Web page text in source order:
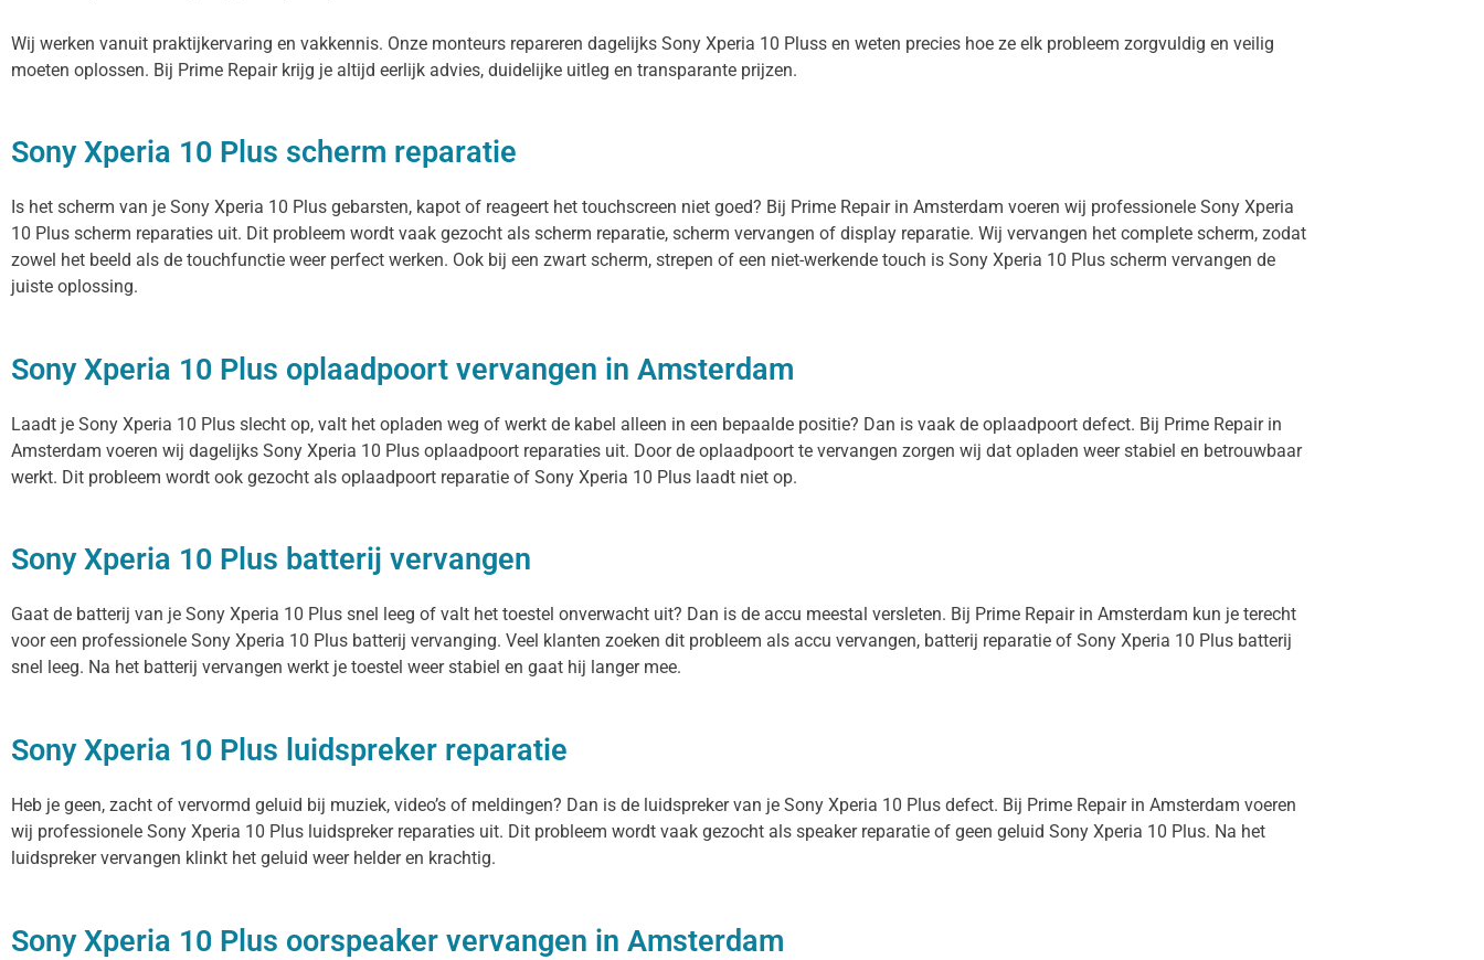
Wij werken vanuit praktijkervaring en vakkennis. Onze monteurs repareren dagelijks Sony Xperia 10 Pluss en weten precies hoe ze elk probleem zorgvuldig en veilig
moeten oplossen. Bij Prime Repair krijg je altijd eerlijk advies, duidelijke uitleg en transparante prijzen.
Sony Xperia 10 Plus scherm reparatie
Is het scherm van je Sony Xperia 10 Plus gebarsten, kapot of reageert het touchscreen niet goed? Bij Prime Repair in Amsterdam voeren wij professionele Sony Xperia
10 Plus scherm reparaties uit. Dit probleem wordt vaak gezocht als scherm reparatie, scherm vervangen of display reparatie. Wij vervangen het complete scherm, zodat
zowel het beeld als de touchfunctie weer perfect werken. Ook bij een zwart scherm, strepen of een niet-werkende touch is Sony Xperia 10 Plus scherm vervangen de
juiste oplossing.
Sony Xperia 10 Plus oplaadpoort vervangen in Amsterdam
Laadt je Sony Xperia 10 Plus slecht op, valt het opladen weg of werkt de kabel alleen in een bepaalde positie? Dan is vaak de oplaadpoort defect. Bij Prime Repair in
Amsterdam voeren wij dagelijks Sony Xperia 10 Plus oplaadpoort reparaties uit. Door de oplaadpoort te vervangen zorgen wij dat opladen weer stabiel en betrouwbaar
werkt. Dit probleem wordt ook gezocht als oplaadpoort reparatie of Sony Xperia 10 Plus laadt niet op.
Sony Xperia 10 Plus batterij vervangen
Gaat de batterij van je Sony Xperia 10 Plus snel leeg of valt het toestel onverwacht uit? Dan is de accu meestal versleten. Bij Prime Repair in Amsterdam kun je terecht
voor een professionele Sony Xperia 10 Plus batterij vervanging. Veel klanten zoeken dit probleem als accu vervangen, batterij reparatie of Sony Xperia 10 Plus batterij
snel leeg. Na het batterij vervangen werkt je toestel weer stabiel en gaat hij langer mee.
Sony Xperia 10 Plus luidspreker reparatie
Heb je geen, zacht of vervormd geluid bij muziek, video’s of meldingen? Dan is de luidspreker van je Sony Xperia 10 Plus defect. Bij Prime Repair in Amsterdam voeren
wij professionele Sony Xperia 10 Plus luidspreker reparaties uit. Dit probleem wordt vaak gezocht als speaker reparatie of geen geluid Sony Xperia 10 Plus. Na het
luidspreker vervangen klinkt het geluid weer helder en krachtig.
Sony Xperia 10 Plus oorspeaker vervangen in Amsterdam